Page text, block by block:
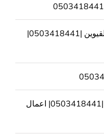
تكسير وترميم حمامات في ام القيوين |0503418441|
شركة صيانة عامة في الشارقة |0503418441| اعمال